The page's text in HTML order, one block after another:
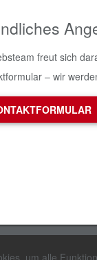
freut sich
– wir
um alle